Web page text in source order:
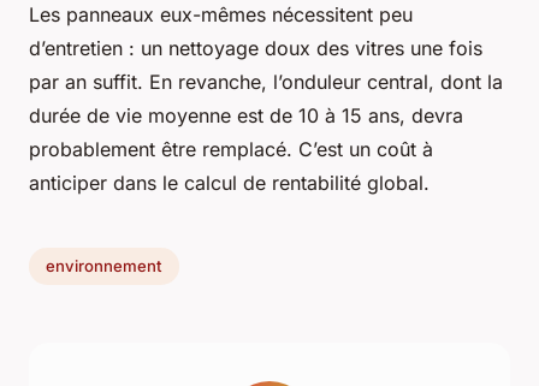
Les panneaux eux-mêmes nécessitent peu
d’entretien : un nettoyage doux des vitres une fois
par an suffit. En revanche, l’onduleur central, dont la
durée de vie moyenne est de 10 à 15 ans, devra
probablement être remplacé. C’est un coût à
anticiper dans le calcul de rentabilité global.
environnement